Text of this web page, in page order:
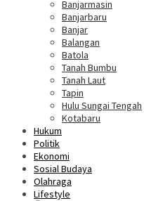
Banjarmasin
Banjarbaru
Banjar
Balangan
Batola
Tanah Bumbu
Tanah Laut
Tapin
Hulu Sungai Tengah
Kotabaru
Hukum
Politik
Ekonomi
Sosial Budaya
Olahraga
Lifestyle